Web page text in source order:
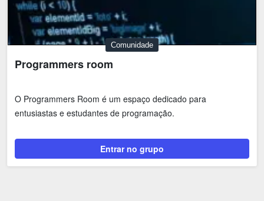
Comunidade
Programmers room
O Programmers Room é um espaço dedicado para
entusiastas e estudantes de programação.
Entrar no grupo